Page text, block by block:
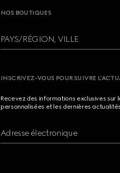
NOS BOUTIQUES
PAYS/RÉGION, VILLE
INSCRIVEZ-VOUS POUR SUIVRE
Recevez des informations exclusives
personnalisées et les dernières
Adresse électronique